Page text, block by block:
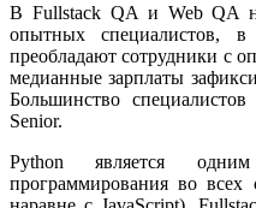
В Fullstack QA и Web QA
опытных
преобладают сотрудники с
медианные зарплаты
Большинство
Senior.
Python является
программирования во всех